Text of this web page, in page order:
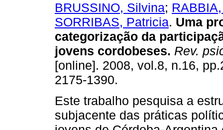
BRUSSINO, Silvina;
SORRIBAS, Patricia. Uma
categorização da
jovens cordobeses. Rev.
[online]. 2008, vol.8, n.16,
2175-1390.
Este trabalho pesquisa a
subjacente das práticas